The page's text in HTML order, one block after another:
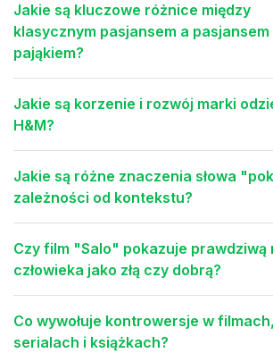
Jakie są kluczowe różnice między
klasycznym pasjansem a pasjansem
pająkiem?
Jakie są korzenie i rozwój marki
H&M?
Jakie są różne znaczenia słowa
zależności od kontekstu?
Czy film "Salo" pokazuje prawdziwą
człowieka jako złą czy dobrą?
Co wywołuje kontrowersje w filmach,
serialach i książkach?